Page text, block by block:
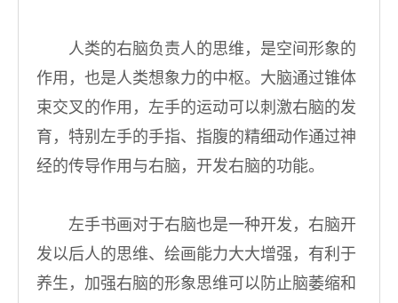
人类的右脑负责人的思维，是空间形象的
作用，也是人类想象力的中枢。大脑通过锥体
束交叉的作用，左手的运动可以刺激右脑的发
育，特别左手的手指、指腹的精细动作通过神
经的传导作用与右脑，开发右脑的功能。
左手书画对于右脑也是一种开发，右脑开
发以后人的思维、绘画能力大大增强，有利于
养生，加强右脑的形象思维可以防止脑萎缩和